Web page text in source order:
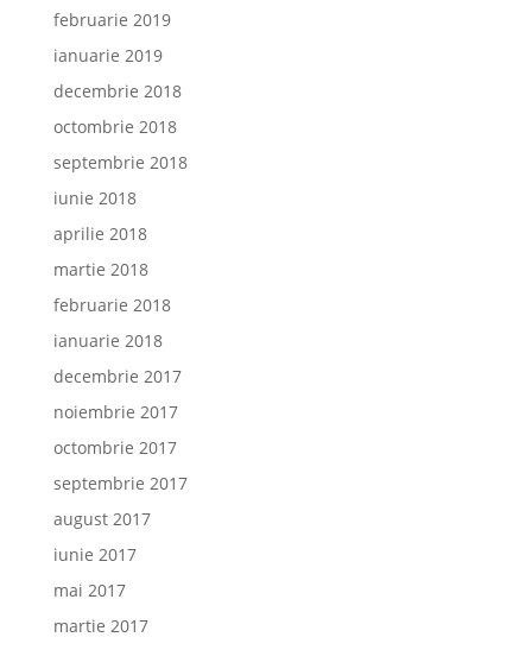
februarie 2019
ianuarie 2019
decembrie 2018
octombrie 2018
septembrie 2018
iunie 2018
aprilie 2018
martie 2018
februarie 2018
ianuarie 2018
decembrie 2017
noiembrie 2017
octombrie 2017
septembrie 2017
august 2017
iunie 2017
mai 2017
martie 2017